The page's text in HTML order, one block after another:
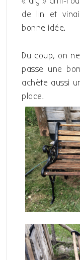
de lin et
bonne idée.
Du coup, on
passe une
achète aussi
place.